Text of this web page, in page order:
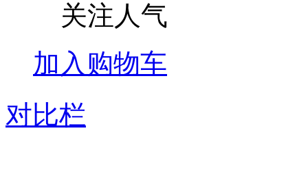
关注人气
加入购物车
对比栏